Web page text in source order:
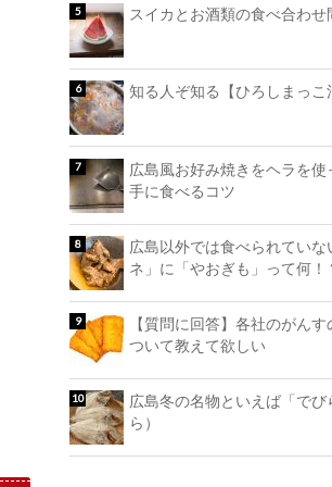
スイカとお酒類の食べ合わせ
知る人ぞ知る【ひろしまっこ
広島風お好み焼きをヘラを使
手に食べるコツ
広島以外では食べられていな
ネ」に「やおぎも」って何！
【質問に回答】各社のがん
ついて教えて欲しい
広島冬の名物といえば「でび
ら）